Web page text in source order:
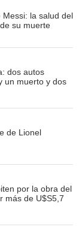
la salud del
su muerte
dos autos
un muerto y dos
de Lionel
por la obra del
más de U$S5,7